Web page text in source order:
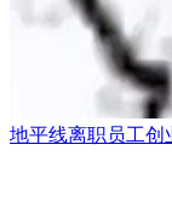
地平线离职员工创